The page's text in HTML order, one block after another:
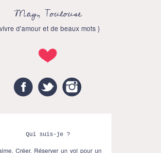
May, Toulouse
d'amour et de beaux mots }
FacebookTwitter
Qui suis-je ?
Créer. Réserver un vol pour un